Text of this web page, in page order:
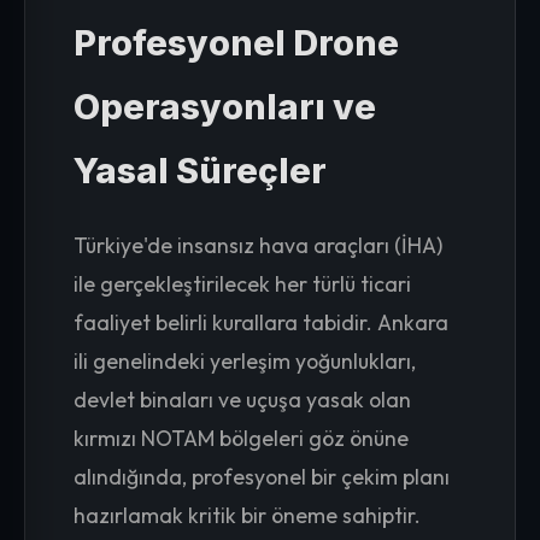
Profesyonel Drone
Operasyonları ve
Yasal Süreçler
Türkiye'de insansız hava araçları (İHA)
ile gerçekleştirilecek her türlü ticari
faaliyet belirli kurallara tabidir. Ankara
ili genelindeki yerleşim yoğunlukları,
devlet binaları ve uçuşa yasak olan
kırmızı NOTAM bölgeleri göz önüne
alındığında, profesyonel bir çekim planı
hazırlamak kritik bir öneme sahiptir.